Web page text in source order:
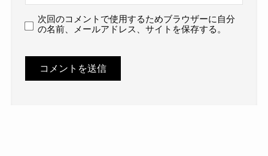
次回のコメントで使用するためブラウザーに自分
の名前、メールアドレス、サイトを保存する。